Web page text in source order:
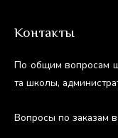
Контакты
По об­щим воп­ро­сам
та шко­лы,
Воп­ро­сы по за­казам